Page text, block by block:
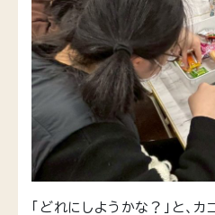
「どれにしようかな？」と、